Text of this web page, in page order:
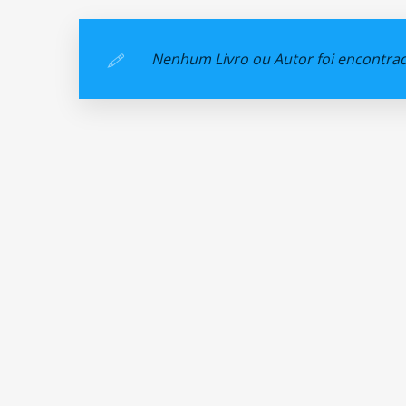
Nenhum Livro ou Autor foi